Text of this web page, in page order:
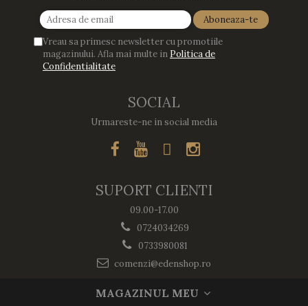
Vreau sa primesc newsletter cu promotiile
magazinului. Afla mai multe in Politica de
Confidentialitate
SOCIAL
Urmareste-ne in social media
SUPORT CLIENTI
09.00-17.00
0724034269
0733980081
comenzi@edenshop.ro
MAGAZINUL MEU